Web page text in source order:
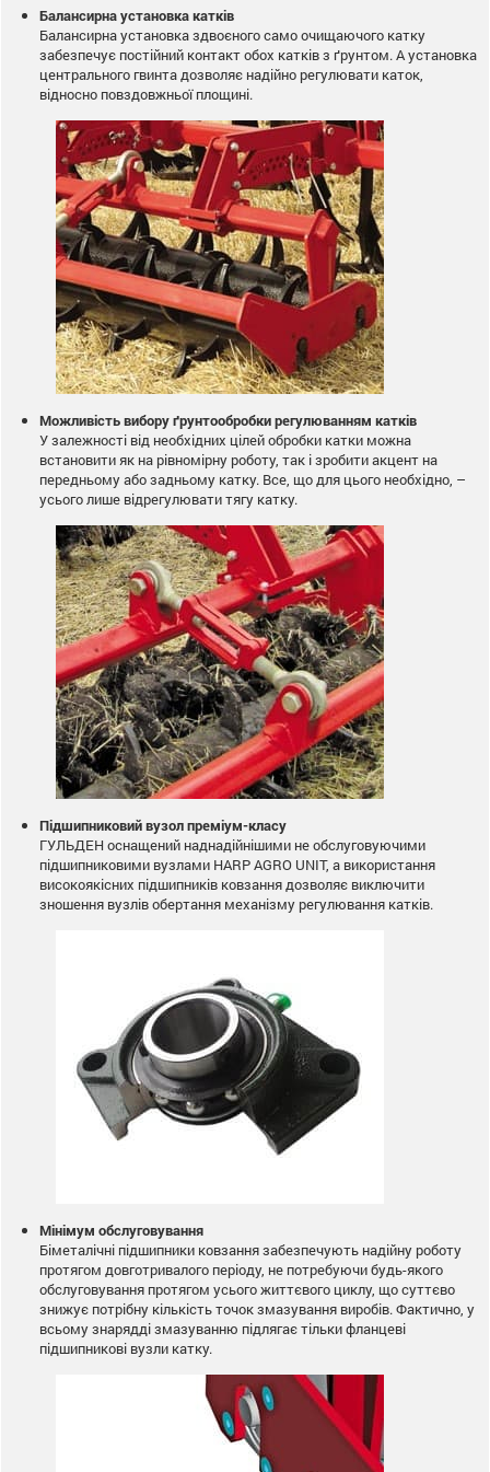
Балансирна установка катків
Балансирна установка здвоєного само очищаючого катку
забезпечує постійний контакт обох катків з ґрунтом. А установка
центрального гвинта дозволяє надійно регулювати каток,
відносно повздовжньої площині.
Можливість вибору ґрунтообробки регулюванням катків
У залежності від необхідних цілей обробки катки можна
встановити як на рівномірну роботу, так і зробити акцент на
передньому або задньому катку. Все, що для цього необхідно, –
усього лише відрегулювати тягу катку.
Підшипниковий вузол преміум-класу
ГУЛЬДЕН оснащений наднадійнішими не обслуговуючими
підшипниковими вузлами HARP AGRO UNIT, а використання
високоякісних підшипників ковзання дозволяє виключити
зношення вузлів обертання механізму регулювання катків.
Мінімум обслуговування
Біметалічні підшипники ковзання забезпечують надійну роботу
протягом довготривалого періоду, не потребуючи будь-якого
обслуговування протягом усього життєвого циклу, що суттєво
знижує потрібну кількість точок змазування виробів. Фактично, у
всьому знарядді змазуванню підлягає тільки фланцеві
підшипникові вузли катку.